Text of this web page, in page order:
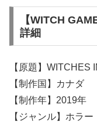
【WITCH
詳細
【原題】WITCHES
【制作国】カナダ
【制作年】2019年
【ジャンル】ホラー